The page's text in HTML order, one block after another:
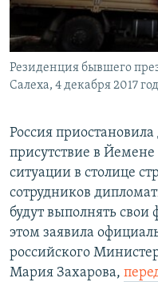
Հայերեն
English
Русский
Все сайты Радио
Резиденция бывшего
Салеха, 4 декабря 2017
Россия
присутствие в
ситуации в столице
сотрудников
будут выполнять
этом заявила
российского
Мария Захарова,